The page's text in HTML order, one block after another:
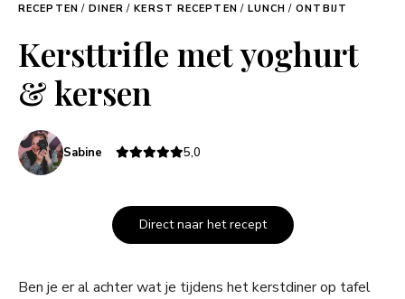
RECEPTEN / DINER / KERST RECEPTEN / LUNCH / ONTBIJT
Kersttrifle met yoghurt
& kersen
Sabine 5,0
Direct naar het recept
Ben je er al achter wat je tijdens het kerstdiner op tafel